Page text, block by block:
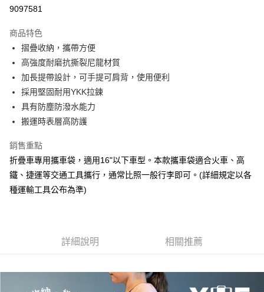
悠遊付
Google Pay
全盈+PAY
大哥付你分期
相關說明
1.本服務由台灣大哥大提供，台灣大哥大用戶可立即使用無須另外申請。
流程，驗證手機門號後，選擇欲分期的期數、繳款截止日，確認付款後即完
成交易。
3.實際核准額度、可分期數及費用金額請依後續交易確認頁面所載為準。
4.訂單成立30分鐘內，如未前往確認交易或遇審核未通過，訂單將自動取
1.分期款項不併入電信帳單，「大哥付你分期」於每月結算日後寄送繳費提
【注意事項】
AFTEE先享後付
相關說明
AFTEE先享後付是「在收到商品之後才付款」的支付方式。 讓您購物簡單
便利好安心！
【「AFTEE先享後付」結帳流程】
２．訂單成立數日內，您將收到繳費通知簡訊。
３．收到繳費通知簡訊後14天內，點擊此簡訊中的連結，可透過四大超商／
ATM付款
9097581
商品特色
摺疊收納，攜帶方便
高強度耐磨抗撕裂尼龍材質
加長提帶設計，可手提可肩背，使用便利
採用堅固耐用YKK拉鍊
具有防塵防潑水能力
搬運時表層高防護
銷售重點
折疊車專用攜車袋，適用16"以下車型。本款攜車袋適合火車、高
鐵、捷運等交通工具攜行，通常比照一般行李即可。(詳細規定以各
種運輸工具公布為準)
詳細說明 相關推薦